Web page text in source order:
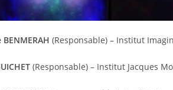
(Responsable) – Institut
(Responsable) – Institut Jacques